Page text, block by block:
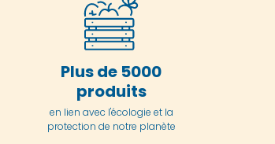
Plus de 5000
produits
en lien avec l'écologie et la
protection de notre planète